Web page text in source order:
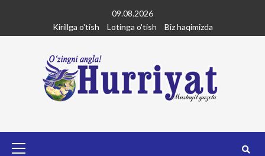
content
09.08.2026
Kirillga o'tish
Lotinga o'tish Biz haqimizda